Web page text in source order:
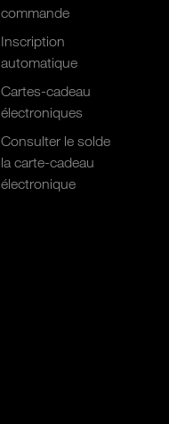
commande
Inscription
automatique
Cartes-cadeau
électroniques
Consulter le solde
la carte-cadeau
électronique